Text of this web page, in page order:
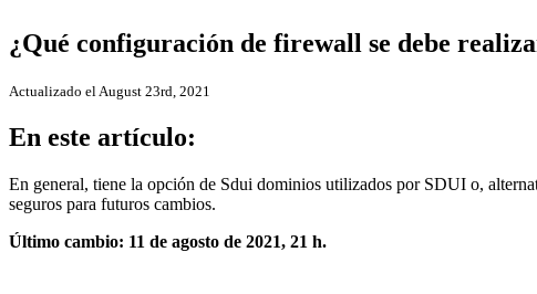
¿Qué configuración de firewall se debe
Actualizado el August 23rd, 2021
En este artículo:
En general, tiene la opción de Sdui dominios utilizados por SDUI o,
seguros para futuros cambios.
Último cambio: 11 de agosto de 2021, 21 h.